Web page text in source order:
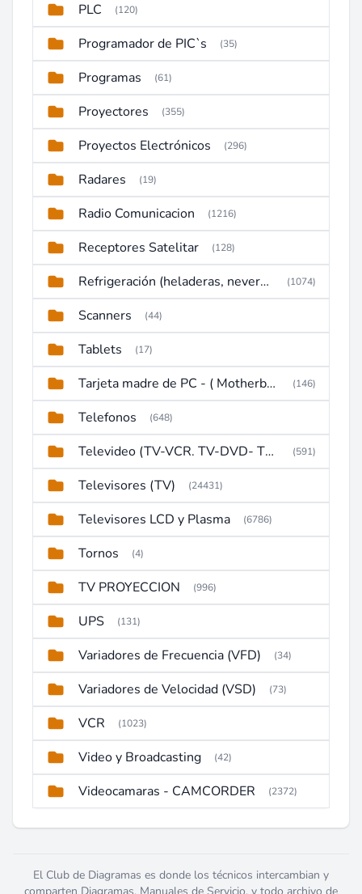
PLC (120)
Programador de PIC`s (35)
Programas (61)
Proyectores (355)
Proyectos Electrónicos (296)
Radares (19)
Radio Comunicacion (1216)
Receptores Satelitar (128)
Refrigeración (heladeras, neveras, congeladores) (1074)
Scanners (44)
Tablets (17)
Tarjeta madre de PC - ( Motherboard ) (146)
Telefonos (648)
Televideo (TV-VCR. TV-DVD- TV-DVD-VCR) (591)
Televisores (TV) (24431)
Televisores LCD y Plasma (6786)
Tornos (4)
TV PROYECCION (996)
UPS (131)
Variadores de Frecuencia (VFD) (34)
Variadores de Velocidad (VSD) (73)
VCR (1023)
Video y Broadcasting (42)
Videocamaras - CAMCORDER (2372)
El Club de Diagramas es donde los técnicos intercambian y